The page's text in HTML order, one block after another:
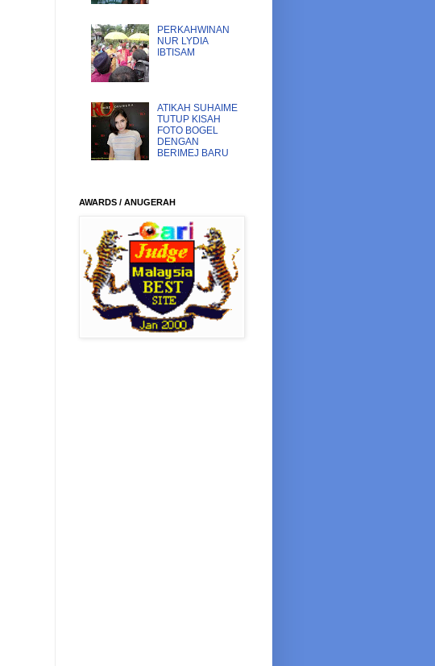
PERKAHWINAN
NUR LYDIA
IBTISAM
ATIKAH SUHAIME
TUTUP KISAH
FOTO BOGEL
DENGAN
BERIMEJ BARU
AWARDS / ANUGERAH